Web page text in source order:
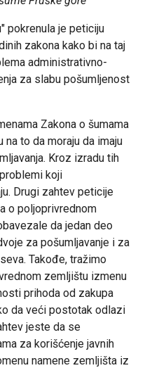
pokrenula je peticiju
zakona kako bi na taj
administrativno-
za slabu pošumljenost
Zakona o šumama
to da moraju da imaju
Kroz izradu tih
koji
Drugi zahtev peticije
o poljoprivrednom
da jedan deo
za pošumljavanje i za
Takođe, tražimo
zemljištu izmenu
prihoda od zakupa
da veći postotak odlazi
jeste da se
za korišćenje javnih
namene zemljišta iz